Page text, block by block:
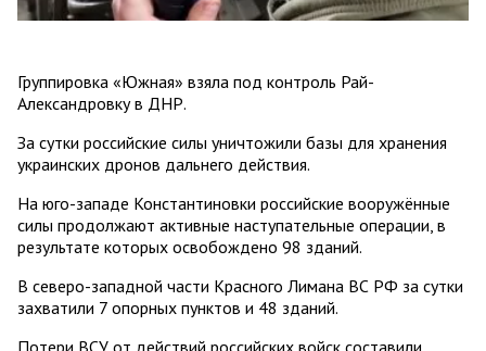
Группировка «Южная» взяла под контроль Рай-
Александровку в ДНР.
За сутки российские силы уничтожили базы для хранения
украинских дронов дальнего действия.
На юго-западе Константиновки российские вооружённые
силы продолжают активные наступательные операции, в
результате которых освобождено 98 зданий.
В северо-западной части Красного Лимана ВС РФ за сутки
захватили 7 опорных пунктов и 48 зданий.